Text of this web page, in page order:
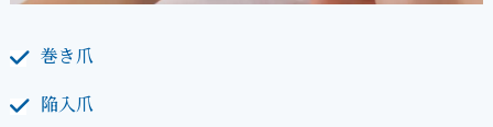
巻き爪
陥入爪